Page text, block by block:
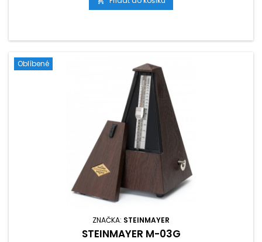
Oblíbené
ZNAČKA: STEINMAYER
STEINMAYER M-03G